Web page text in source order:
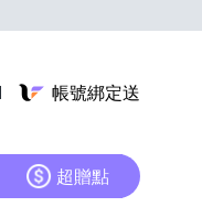
帳號綁定送
超贈點